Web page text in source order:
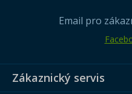
Email pro
Zákaznický servis